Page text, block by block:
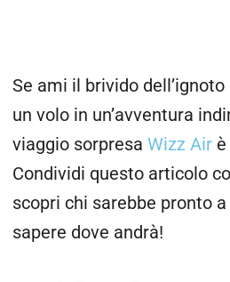
Se ami il brivido
un volo in un’avventura
viaggio sorpresa Wizz Air
Condividi questo articolo
scopri chi sarebbe pronto
sapere dove andrà!